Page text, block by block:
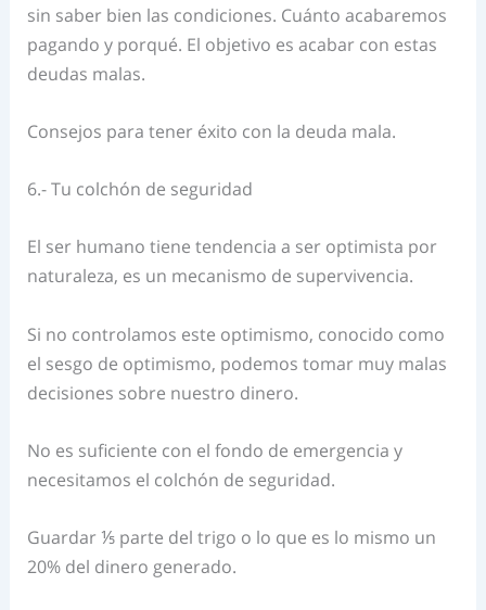
sin saber bien las condiciones. Cuánto acabaremos
pagando y porqué. El objetivo es acabar con estas
deudas malas.
Consejos para tener éxito con la deuda mala.
6.- Tu colchón de seguridad
El ser humano tiene tendencia a ser optimista por
naturaleza, es un mecanismo de supervivencia.
Si no controlamos este optimismo, conocido como
el sesgo de optimismo, podemos tomar muy malas
decisiones sobre nuestro dinero.
No es suficiente con el fondo de emergencia y
necesitamos el colchón de seguridad.
Guardar ⅕ parte del trigo o lo que es lo mismo un
20% del dinero generado.